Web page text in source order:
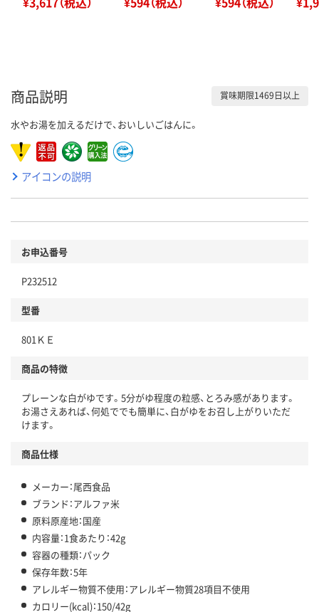
商品説明 賞味期限1469日以上
水やお湯を加えるだけで、おいしいごはんに。
アイコンの説明
お申込番号
P232512
型番
801ＫＥ
商品の特徴
プレーンな白がゆです。5分がゆ程度の粒感、とろみ感があります。
お湯さえあれば、何処ででも簡単に、白がゆをお召し上がりいただ
けます。
商品仕様
メーカー：尾西食品
ブランド：アルファ米
原料原産地：国産
内容量：1食あたり：42g
容器の種類：パック
保存年数：5年
アレルギー物質不使用：アレルギー物質28項目不使用
カロリー(kcal)：150/42g